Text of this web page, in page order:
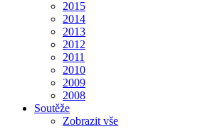
2015
2014
2013
2012
2011
2010
2009
2008
Soutěže
Zobrazit vše